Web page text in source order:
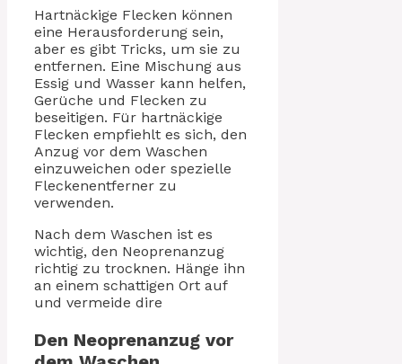
Hartnäckige Flecken können
eine Herausforderung sein,
aber es gibt Tricks, um sie zu
entfernen. Eine Mischung aus
Essig und Wasser kann helfen,
Gerüche und Flecken zu
beseitigen. Für hartnäckige
Flecken empfiehlt es sich, den
Anzug vor dem Waschen
einzuweichen oder spezielle
Fleckenentferner zu
verwenden.
Nach dem Waschen ist es
wichtig, den Neoprenanzug
richtig zu trocknen. Hänge ihn
an einem schattigen Ort auf
und vermeide dire
Den Neoprenanzug vor